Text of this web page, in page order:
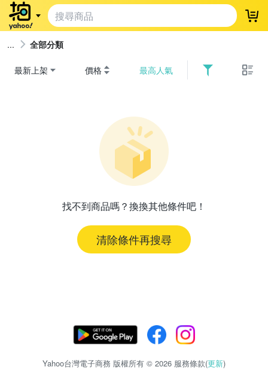
登
全部分類
最新上架 價格 最高人氣
找不到商品嗎？換換其他條件吧！
清除條件再搜尋
Yahoo台灣電子商務 版權所有 © 2026 服務條款(更新)